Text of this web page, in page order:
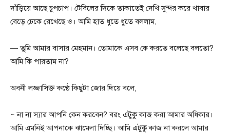
দাঁড়িয়ে আছে চুপচাপ। টেবিলের দিকে তাকাতেই দেখি সুন্দর করে খাবার
বেড়ে ঢেকে রেখেছে ও। আমি হাত ধুতে ধুতে বললাম,
— তুমি আমার বাসার মেহমান। তোমাকে এসব কে করতে বলেছে বলতো?
আমি কি পারতাম না?
অবনী লজ্জাসিক্ত কণ্ঠে কিছুটা জোর দিয়ে বলে,
~ না না স্যার আপনি কেন করবেন? বরং এটুকু কাজ করা আমার অধিকার।
আমি এমনিই আপনাকে ঝামেলা দিচ্ছি। আমি এটুকু কাজ না করলে আমার